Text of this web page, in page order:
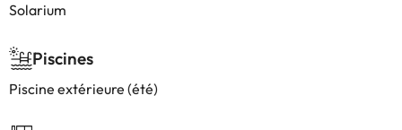
Solarium
Piscines
Piscine extérieure (été)